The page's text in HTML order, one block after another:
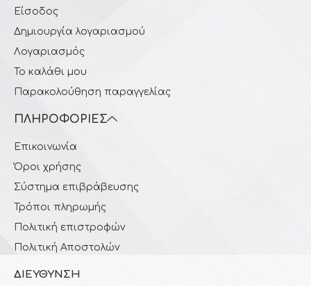
Είσοδος
Δημιουργία λογαριασμού
Λογαριασμός
Το καλάθι μου
Παρακολούθηση παραγγελίας
ΠΛΗΡΟΦΟΡΊΕΣ
Επικοινωνία
Όροι χρήσης
Σύστημα επιβράβευσης
Τρόποι πληρωμής
Πολιτική επιστροφών
Πολιτική Αποστολών
ΔΙΕΎΘΥΝΣΗ